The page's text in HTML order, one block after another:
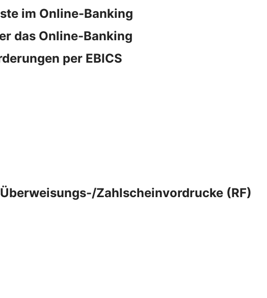
im Online-Banking
das Online-Banking
per EBICS
Zahlscheinvordrucke (RF)